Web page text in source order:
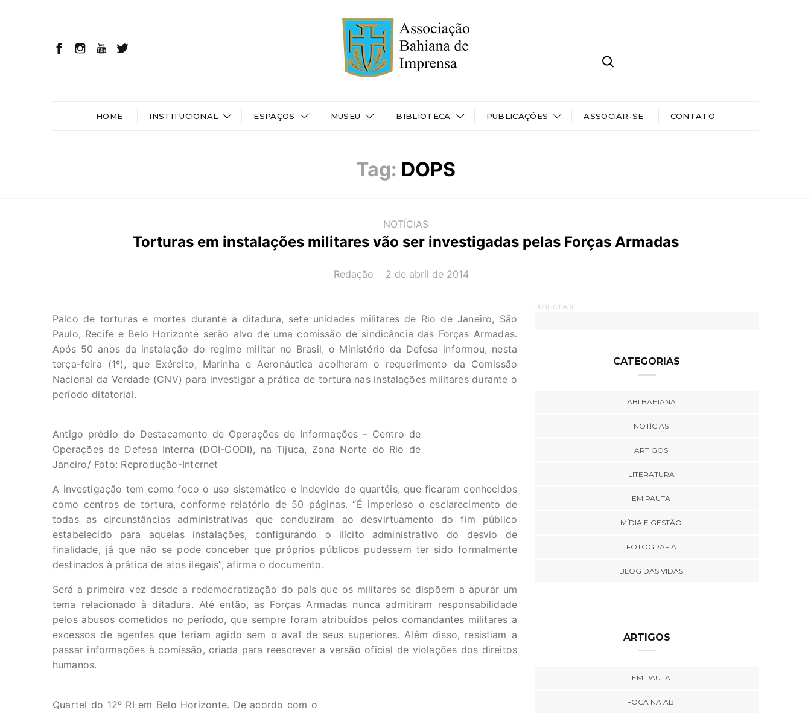
HOME INSTITUCIONAL ESPAÇOS MUSEU BIBLIOTECA PUBLICAÇÕES ASSOCIAR-SE CONTATO
Tag: DOPS
NOTÍCIAS
Torturas em instalações militares vão ser investigadas pelas Forças Armadas
AUTOR(A):
Redação DATA:
2 de abril de 2014
Palco de torturas e mortes durante a ditadura, sete unidades militares de Rio de Janeiro, São
Paulo, Recife e Belo Horizonte serão alvo de uma comissão de sindicância das Forças Armadas.
Após 50 anos da instalação do regime militar no Brasil, o Ministério da Defesa informou, nesta
terça-feira (1º), que Exército, Marinha e Aeronáutica acolheram o requerimento da Comissão
Nacional da Verdade (CNV) para investigar a prática de tortura nas instalações militares durante o
período ditatorial.
Antigo prédio do Destacamento de Operações de Informações – Centro de
Operações de Defesa Interna (DOI-CODI), na Tijuca, Zona Norte do Rio de
Janeiro/ Foto: Reprodução-Internet
A investigação tem como foco o uso sistemático e indevido de quartéis, que ficaram conhecidos
como centros de tortura, conforme relatório de 50 páginas. “É imperioso o esclarecimento de
todas as circunstâncias administrativas que conduziram ao desvirtuamento do fim público
estabelecido para aquelas instalações, configurando o ilícito administrativo do desvio de
finalidade, já que não se pode conceber que próprios públicos pudessem ter sido formalmente
destinados à prática de atos ilegais”, afirma o documento.
Será a primeira vez desde a redemocratização do país que os militares se dispõem a apurar um
tema relacionado à ditadura. Até então, as Forças Armadas nunca admitiram responsabilidade
pelos abusos cometidos no período, que sempre foram atribuídos pelos comandantes militares a
excessos de agentes que teriam agido sem o aval de seus superiores. Além disso, resistiam a
passar informações à comissão, criada para reescrever a versão oficial de violações dos direitos
humanos.
Quartel do 12º RI em Belo Horizonte. De acordo com o
PUBLICIDADE
CATEGORIAS
ABI BAHIANA
NOTÍCIAS
ARTIGOS
LITERATURA
EM PAUTA
MÍDIA E GESTÃO
FOTOGRAFIA
BLOG DAS VIDAS
ARTIGOS
EM PAUTA
FOCA NA ABI